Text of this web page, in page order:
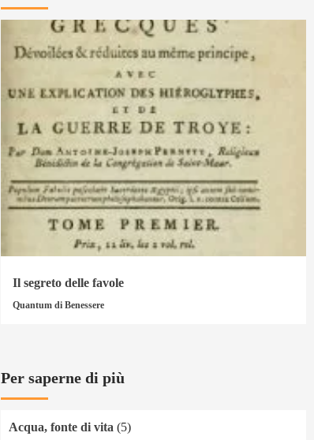
Il segreto delle favole
Quantum di Benessere
Per saperne di più
Acqua, fonte di vita(5)